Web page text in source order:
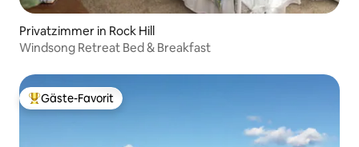
Privatzimmer in Rock Hill
Windsong Retreat Bed & Breakfast
Beliebter Gäste-Favorit.
Gäste-Favorit